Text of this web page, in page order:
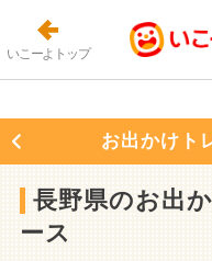
いこーよトップ
お出かけト
長野県のお出
ース